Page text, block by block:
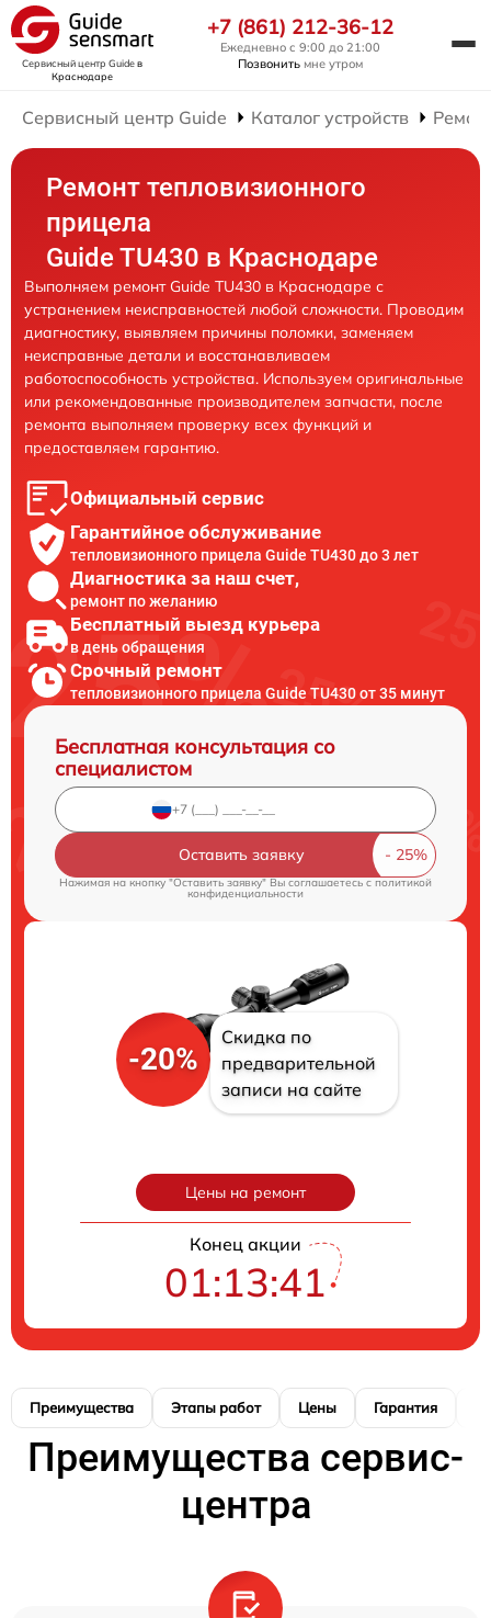
Сервисный центр Guideв
Краснодаре
+7 (861) 212-36-12
Ежедневно с 9:00 до 21:00
Позвонить мне утром
Сервисный центр Guide Каталог устройств
Ремонт тепловизионного
прицела
Guide TU430 в Краснодаре
Выполняем ремонт Guide TU430 в Краснодаре с
устранением неисправностей любой сложности. Проводим
диагностику, выявляем причины поломки, заменяем
неисправные детали и восстанавливаем
работоспособность устройства. Используем оригинальные
или рекомендованные производителем запчасти, после
ремонта выполняем проверку всех функций и
предоставляем гарантию.
Официальный сервис
Гарантийное обслуживание
тепловизионного прицела Guide TU430 до 3 лет
Диагностика за наш счет,
ремонт по желанию
Бесплатный выезд курьера
в день обращения
Срочный ремонт
тепловизионного прицела Guide TU430 от 35 минут
Бесплатная консультация со
специалистом
Оставить заявку
Нажимая на кнопку "Оставить заявку" Вы соглашаетесь cполитикой
конфиденциальности
-20%
Скидка по
предварительной
записи на сайте
Цены на ремонт
Конец акции
01:13:40
Преимущества Этапы работ Цены Гарантия
Преимущества сервис-
центра